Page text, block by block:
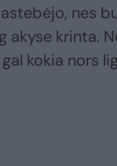
nes
akyse krinta.
kokia nors